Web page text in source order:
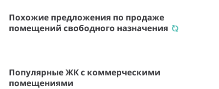
Похожие предложения по продаже
помещений свободного назначения
Популярные ЖК с коммерческими
помещениями